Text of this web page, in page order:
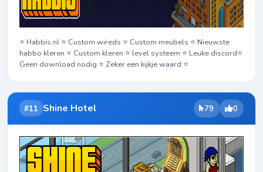
⭐ Habbis.nl ⭐ Custom wireds ⭐ Custom meubels ⭐ Nieuwste
habbo kleren ⭐ Custom kleren ⭐ level systeem ⭐ Leuke discord⭐
Geen download nodig ⭐ Zeker een kijkje waard ⭐
#11 Shine Hotel 79 0